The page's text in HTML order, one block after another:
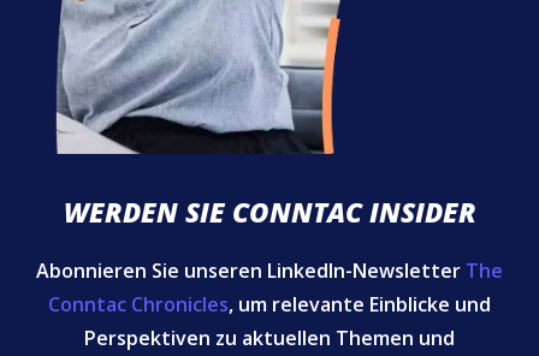
WERDEN SIE CONNTAC INSIDER
Abonnieren Sie unseren LinkedIn-Newsletter The
Conntac Chronicles, um relevante Einblicke und
Perspektiven zu aktuellen Themen und